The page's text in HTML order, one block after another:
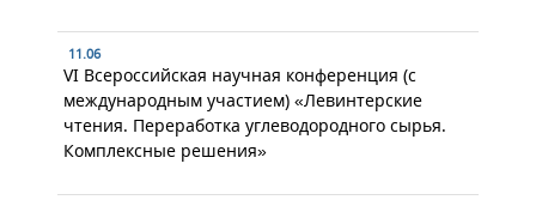
11.06
VI Всероссийская научная конференция (с
международным участием) «Левинтерские
чтения. Переработка углеводородного сырья.
Комплексные решения»